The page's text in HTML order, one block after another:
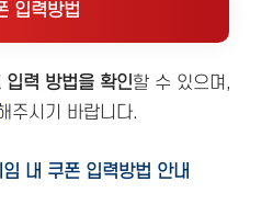
입력방법
력 방법을 확인할 수 있으며,
주시기 바랍니다.
내 쿠폰 입력방법 안내